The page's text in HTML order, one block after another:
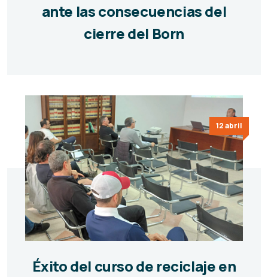
ante las consecuencias del
cierre del Born
12 abril
Éxito del curso de reciclaje en